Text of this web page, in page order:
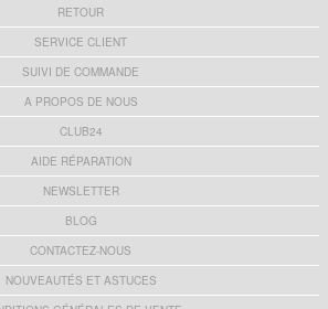
RETOUR
SERVICE CLIENT
SUIVI DE COMMANDE
A PROPOS DE NOUS
CLUB24
AIDE RÉPARATION
NEWSLETTER
BLOG
CONTACTEZ-NOUS
NOUVEAUTÉS ET ASTUCES